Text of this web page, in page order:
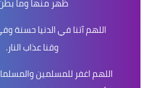
اللهم آتنا في الدنيا حسنة
وقنا عذاب النار.
اللهم اغفر للمسلمين